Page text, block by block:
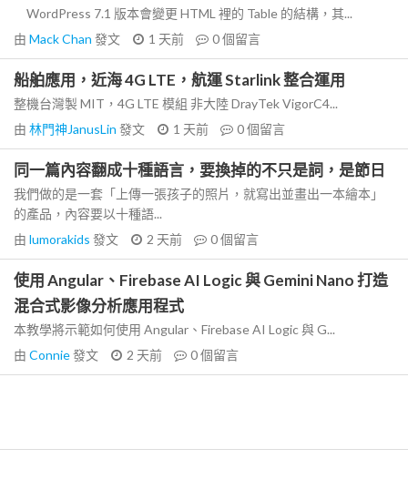
WordPress 7.1 版本會變更 HTML 裡的 Table 的結構，其...
由 Mack Chan 發文 1 天前 0個留言
船舶應用，近海 4G LTE，航運 Starlink 整合運用
整機台灣製 MIT，4G LTE 模組 非大陸 DrayTek VigorC4...
由 林門神JanusLin 發文 1 天前 0個留言
同一篇內容翻成十種語言，要換掉的不只是詞，是節日
我們做的是一套「上傳一張孩子的照片，就寫出並畫出一本繪本」
的產品，內容要以十種語...
由 lumorakids 發文 2 天前 0個留言
使用 Angular、Firebase AI Logic 與 Gemini Nano 打造
混合式影像分析應用程式
本教學將示範如何使用 Angular、Firebase AI Logic 與 G...
由 Connie發文 2 天前 0個留言